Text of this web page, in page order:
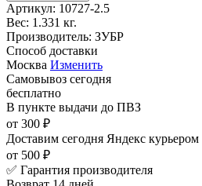
Артикул: 10727-2.5
Вес: 1.331 кг.
Производитель: ЗУБР
Способ доставки
Москва Изменить
Самовывоз сегодня
бесплатно
В пункте выдачи до ПВЗ
от 300 ₽
Доставим сегодня Яндекс курьером
от 500 ₽
✅ Гарантия производителя